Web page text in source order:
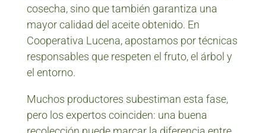
cosecha, sino que también garantiza una
mayor calidad del aceite obtenido. En
Cooperativa Lucena, apostamos por técnicas
responsables que respeten el fruto, el árbol y
el entorno.
Muchos productores subestiman esta fase,
pero los expertos coinciden: una buena